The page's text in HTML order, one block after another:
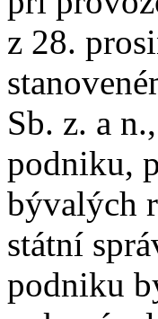
z 28.
Sb. z. a
podniku,
bývalých
státní
podniku